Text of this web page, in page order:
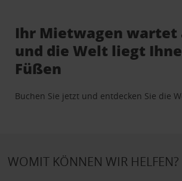
Ihr Mietwagen wartet
und die Welt liegt
Füßen
Buchen Sie jetzt und entdecken Sie die
WOMIT KÖNNEN WIR HELFEN?